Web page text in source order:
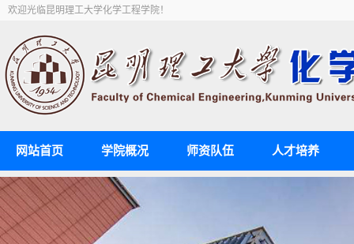
欢迎光临昆明理工大学化学工程学院！
网站首页 学院概况 师资队伍 人才培养